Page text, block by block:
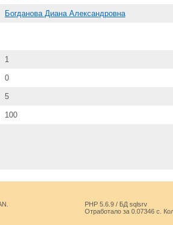
Богданова Диана Александровна
1
0
5
100
PHP 5.6.9 / БД sqlsrv
Отработало за 0.07346 с.